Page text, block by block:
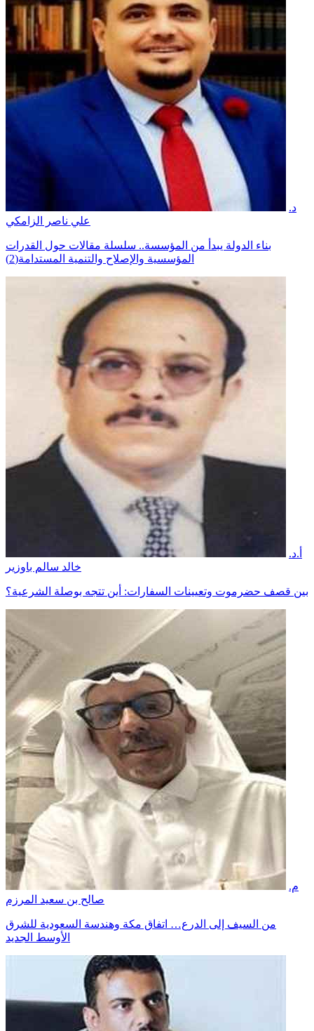
د.
علي ناصر الزامكي
بناء الدولة يبدأ من المؤسسة.. سلسلة مقالات حول القدرات
المؤسسية والإصلاح والتنمية المستدامة(2)
أ.د.
خالد سالم باوزير
بين قصف حضرموت وتعيينات السفارات: أين تتجه بوصلة الشرعية؟
م.
صالح بن سعيد المرزم
من السيف إلى الدرع… اتفاق مكة وهندسة السعودية للشرق
الأوسط الجديد